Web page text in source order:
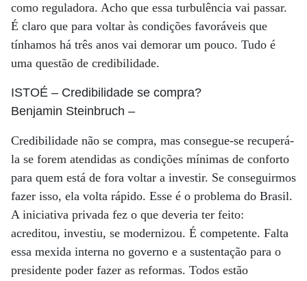
como reguladora. Acho que essa turbulência vai passar.
É claro que para voltar às condições favoráveis que
tínhamos há três anos vai demorar um pouco. Tudo é
uma questão de credibilidade.
ISTOÉ – Credibilidade se compra?
Benjamin Steinbruch –
Credibilidade não se compra, mas consegue-se recuperá-
la se forem atendidas as condições mínimas de conforto
para quem está de fora voltar a investir. Se conseguirmos
fazer isso, ela volta rápido. Esse é o problema do Brasil.
A iniciativa privada fez o que deveria ter feito:
acreditou, investiu, se modernizou. É competente. Falta
essa mexida interna no governo e a sustentação para o
presidente poder fazer as reformas. Todos estão